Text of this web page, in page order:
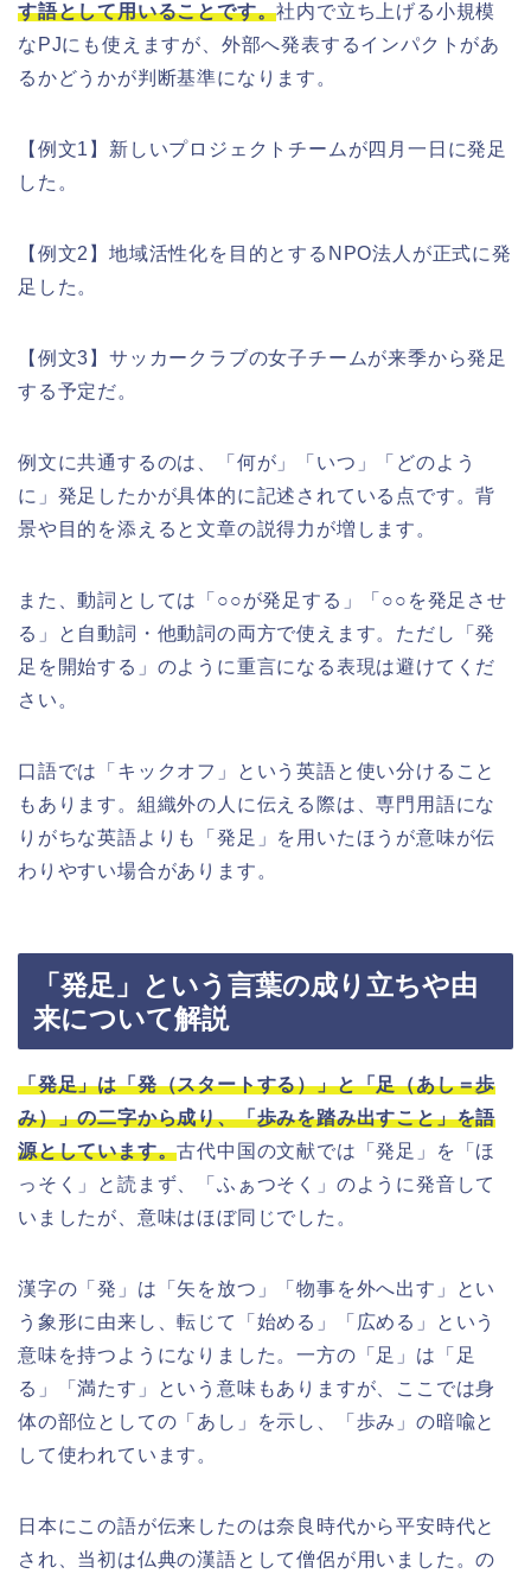
す語として用いることです。社内で立ち上げる小規模
なPJにも使えますが、外部へ発表するインパクトがあ
るかどうかが判断基準になります。
【例文1】新しいプロジェクトチームが四月一日に発足
した。
【例文2】地域活性化を目的とするNPO法人が正式に発
足した。
【例文3】サッカークラブの女子チームが来季から発足
する予定だ。
例文に共通するのは、「何が」「いつ」「どのよう
に」発足したかが具体的に記述されている点です。背
景や目的を添えると文章の説得力が増します。
また、動詞としては「○○が発足する」「○○を発足させ
る」と自動詞・他動詞の両方で使えます。ただし「発
足を開始する」のように重言になる表現は避けてくだ
さい。
口語では「キックオフ」という英語と使い分けること
もあります。組織外の人に伝える際は、専門用語にな
りがちな英語よりも「発足」を用いたほうが意味が伝
わりやすい場合があります。
「発足」という言葉の成り立ちや由
来について解説
「発足」は「発（スタートする）」と「足（あし＝歩
み）」の二字から成り、「歩みを踏み出すこと」を語
源としています。古代中国の文献では「発足」を「ほ
っそく」と読まず、「ふぁつそく」のように発音して
いましたが、意味はほぼ同じでした。
漢字の「発」は「矢を放つ」「物事を外へ出す」とい
う象形に由来し、転じて「始める」「広める」という
意味を持つようになりました。一方の「足」は「足
る」「満たす」という意味もありますが、ここでは身
体の部位としての「あし」を示し、「歩み」の暗喩と
して使われています。
日本にこの語が伝来したのは奈良時代から平安時代と
され、当初は仏典の漢語として僧侶が用いました。の